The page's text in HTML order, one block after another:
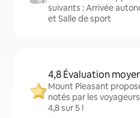
suivants : Arrivée
et Salle de sport
4,8 Évaluation
Mount Pleasant
notés par les
4,8 sur 5 !